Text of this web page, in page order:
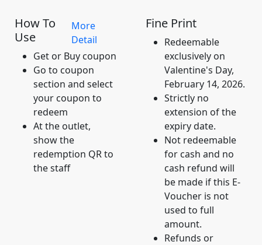
How To
Use
More
Detail
Get or Buy coupon
Go to coupon
section and select
your coupon to
redeem
At the outlet,
show the
redemption QR to
the staff
Fine Print
Redeemable
exclusively on
Valentine's Day,
February 14, 2026.
Strictly no
extension of the
expiry date.
Not redeemable
for cash and no
cash refund will
be made if this E-
Voucher is not
used to full
amount.
Refunds or